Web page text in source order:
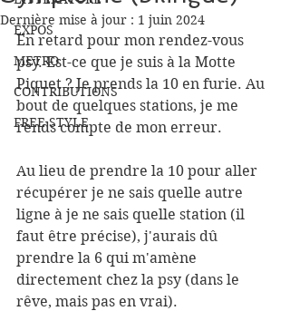
EXPOS
METRO
CONTRIBUTIONS
FREE STYLE
Dernière mise à jour : 1 juin 2024
En retard pour mon rendez-vous
psy. Est-ce que je suis à la Motte
Piquet ? Je prends la 10 en furie. Au
bout de quelques stations, je me
rends compte de mon erreur.
Au lieu de prendre la 10 pour aller
récupérer je ne sais quelle autre
ligne à je ne sais quelle station (il
faut être précise), j'aurais dû
prendre la 6 qui m'amène
directement chez la psy (dans le
rêve, mais pas en vrai).